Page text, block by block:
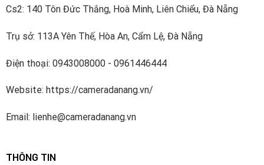
Cs2: 140 Tôn Đức Thắng, Hoà Minh, Liên Chiểu, Đà Nẵng
Trụ sở: 113A Yên Thế, Hòa An, Cẩm Lệ, Đà Nẵng
Điện thoại: 0943008000 - 0961446444
Website: https://cameradanang.vn/
Email: lienhe@cameradanang.vn
THÔNG TIN